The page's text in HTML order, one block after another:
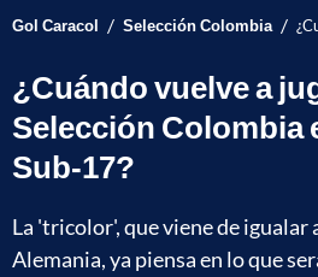
Gol Caracol / Selección Colombia /
¿Cuándo vuelve a
Selección Colombia
Sub-17?
La 'tricolor', que viene de igualar
Alemania, ya piensa en lo que